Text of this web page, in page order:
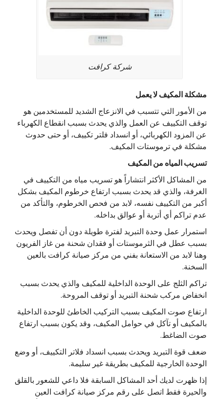
شركة كرافت
مشكلة المكيف لا يعمل
من الأمور التي تتسبب في الانزعاج الشديد للمستخدمين هو
توقف التكييف عن العمل والذي يحدث بسبب انقطاع الكهرباء
عن المزود الكهربائي، أو انسداد فلتر تكييف، أو حتى حدوث
مشكلة في ترموستات المكيف.
تسريب المياه من المكيف
من المشاكل الأكثر انتشاراً هو تسريب مياه من التكييف في
الغرفة، والذي قد يحدث بسبب ارتفاع خرطوم المكيف بشكل
أكبر من التكييف نفسه، لابد من فحص الخرطوم، والتأكد من
عدم تراكم أي أتربة أو عوالق بداخله.
استمرار عمل وحدة التبريد لفترة طويلة دون أن تفصل ويحدث
بسبب عطل في الثرموستات أو فقدان شحنة من غاز الفريون
وهنا لابد من الاستعانة بفني من مركز صيانة كرافت بالعين
السخنة.
تراكم الثلج على الوحدة الداخلية للمكيف والذي يحدث بسبب
انخفاض مركب شحنة التبريد أو توقف المروحة.
ارتفاع صوت المكيف بسبب التركيب الخاطئ للوحدة الداخلية
بالمكيف أو تآكل في حوامل المكيف، وقد يكون بسبب ارتفاع
صوت الضاغط.
ضعف قوة التبريد ويحدث بسبب انسداد فلاتر التكييف، أو وضع
الوحدة الخارجية للمكيف بطريقة غير سليمة.
إذا ظهرت لديك أحد المشاكل السابقة فلا داعي للشعور بالقلق
والحيرة فقط اتصل على رقم مركز صيانة كرافت العين